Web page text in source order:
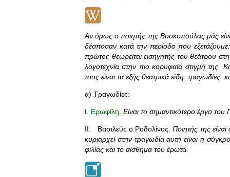
Αν όμως ο ποιητής της Βοσκοπούλας μάς
δέσποσαν κατά την περίοδο που
πρώτος θεωρείται εισηγητής του θεάτρου
λογοτεχνία στην πιο κορυφαία στιγμή
τους είναι τα εξής θεατρικά είδη:
α) Τραγωδίες:
I. Ερωφίλη Είναι το σημαντικότερο έργο του
II. Βασιλεύς ο Ροδολίνος.Ποιητής της
κυριαρχεί στην τραγωδία αυτή είναι η
φιλίας και το αίσθημα του έρωτα.